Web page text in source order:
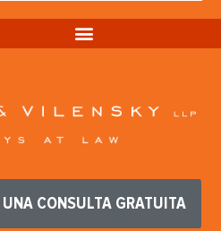
CONSULTA GRATUITA